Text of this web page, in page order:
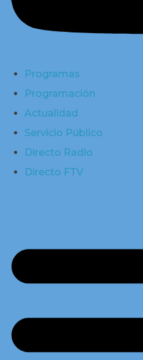
Programas
Programación
Actualidad
Servicio Público
Directo Radio
Directo FTV